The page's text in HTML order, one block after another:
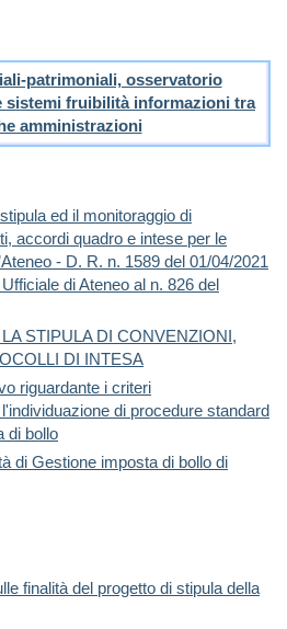
patrimoniali, osservatorio
sistemi fruibilità informazioni tra
amministrazioni
ed il monitoraggio di
accordi quadro e intese per le
- D. R. n. 1589 del 01/04/2021
di Ateneo al n. 826 del
STIPULA DI CONVENZIONI,
DI INTESA
riguardante i criteri
di procedure standard
di bollo
di Gestione imposta di bollo di
finalità del progetto di stipula della